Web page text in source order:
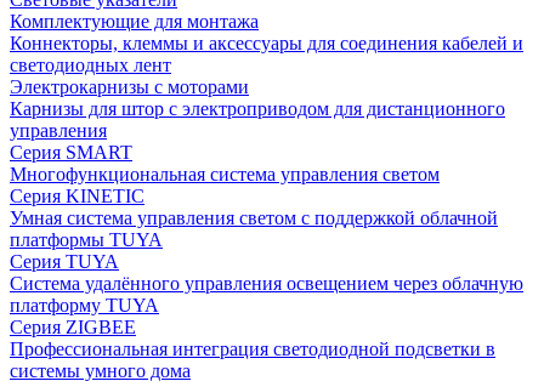
Комплектующие для монтажа
Коннекторы, клеммы и аксессуары для соединения кабелей и
светодиодных лент
Электрокарнизы с моторами
Карнизы для штор с электроприводом для дистанционного
управления
Серия SMART
Многофункциональная система управления светом
Серия KINETIC
Умная система управления светом с поддержкой облачной
платформы TUYA
Серия TUYA
Система удалённого управления освещением через облачную
платформу TUYA
Серия ZIGBEE
Профессиональная интеграция светодиодной подсветки в
системы умного дома